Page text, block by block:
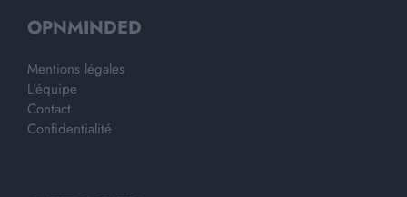
OPNMINDED
Mentions légales
L'équipe
Contact
Confidentialité